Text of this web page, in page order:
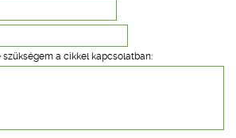
KÉPZÉSEK
SEGÉDLETEK
a cikkel kapcsolatban: